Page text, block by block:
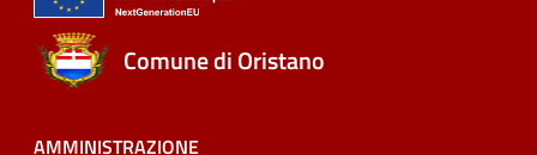
Comune di Oristano
AMMINISTRAZIONE